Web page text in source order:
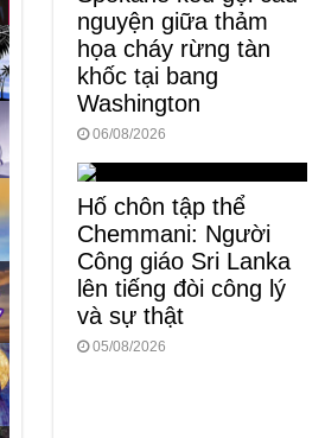
nguyện giữa thảm
họa cháy rừng tàn
khốc tại bang
Washington
06/08/2026
Hố chôn tập thể
Chemmani: Người
Công giáo Sri Lanka
lên tiếng đòi công lý
và sự thật
05/08/2026